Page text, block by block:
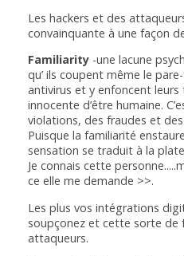
Les hackers et des
convainquante à une façon
Familiarity -une lacune
qu’ ils coupent même le
antivirus et y enfoncent leurs
innocente d’être humaine.
violations, des fraudes et
Puisque la familiarité
sensation se traduit à la
Je connais cette
ce elle me demande >>.
Les plus vos intégrations
soupçonez et cette sorte de
attaqueurs.